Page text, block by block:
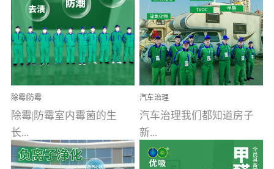
空气污染净化治理）工业
文明的进步，创造了多姿
多彩的家居产品和生活情
调，但也带来了以甲醛为
首的室内...
用行业公认奥维牌消毒
液，具备杀死人体冠状病
毒的功效，杀菌率
99.99%。相对于传统消毒
液来说，无...
除霉|防霉
除霉|防霉室内霉菌的生
长...
汽车治理
汽车治理我们都知道房子
新...